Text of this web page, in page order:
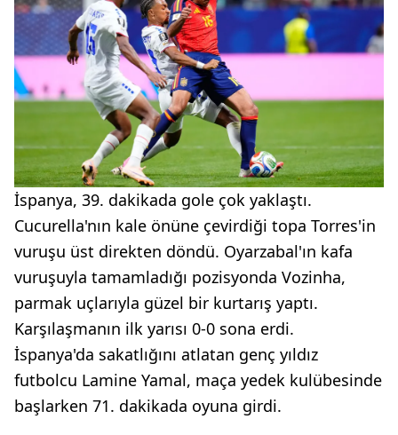
İspanya, 39. dakikada gole çok yaklaştı.
Cucurella'nın kale önüne çevirdiği topa Torres'in
vuruşu üst direkten döndü. Oyarzabal'ın kafa
vuruşuyla tamamladığı pozisyonda Vozinha,
parmak uçlarıyla güzel bir kurtarış yaptı.
Karşılaşmanın ilk yarısı 0-0 sona erdi.
İspanya'da sakatlığını atlatan genç yıldız
futbolcu Lamine Yamal, maça yedek kulübesinde
başlarken 71. dakikada oyuna girdi.